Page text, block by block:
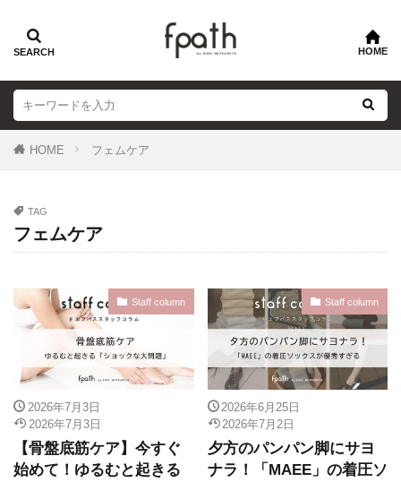
HOME フェムケア
TAG
フェムケア
Staff column
2026年7月3日
2026年7月3日
【骨盤底筋ケア】今すぐ
始めて！ゆるむと起きる
Staff column
2026年6月25日
2026年7月2日
夕方のパンパン脚にサヨ
ナラ！「MAEE」の着圧ソ